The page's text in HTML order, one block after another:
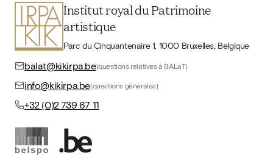
Institut royal du Patrimoine
artistique
Parc du Cinquantenaire 1, 1000 Bruxelles, Belgique
balat@kikirpa.be(questions relatives à BALaT)
info@kikirpa.be(questions générales)
+32 (0)2 739 67 11